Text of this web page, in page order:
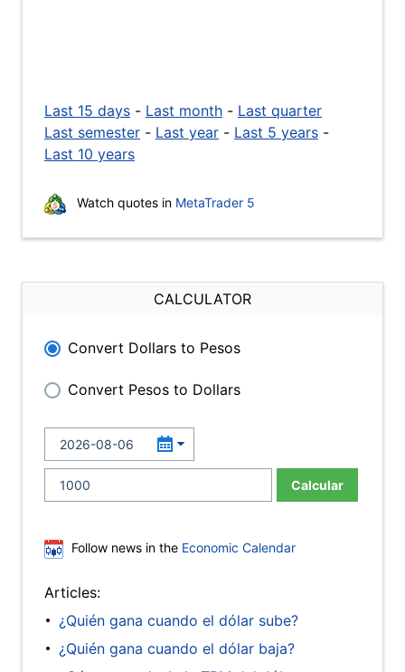
Last 15 days - Last month - Last quarter
Last semester - Last year - Last 5 years -
Last 10 years
Watch quotes in MetaTrader 5
CALCULATOR
Convert Dollars to Pesos
Convert Pesos to Dollars
Calcular
Follow news in the Economic Calendar
Articles:
¿Quién gana cuando el dólar sube?
¿Quién gana cuando el dólar baja?